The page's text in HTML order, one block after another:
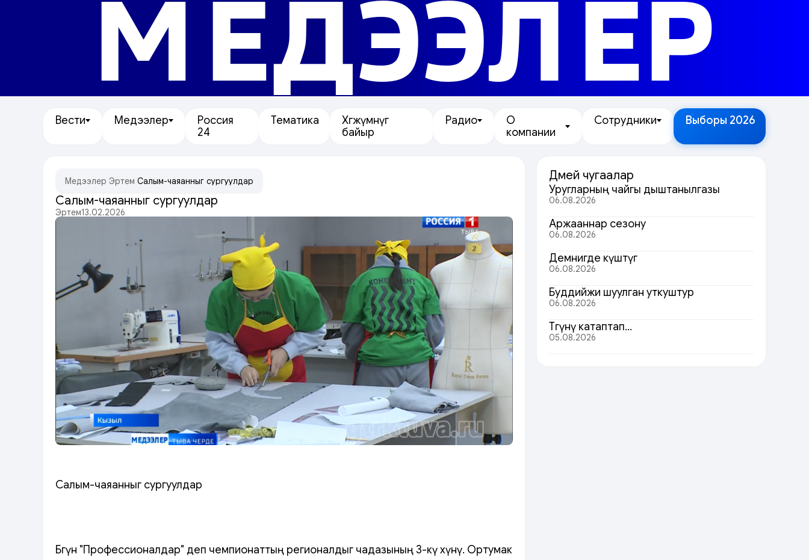
МЕДЭЭЛЕР
Вести Медээлер
Россия
24
Тематика
Хөгжүмнүг
байыр
Радио
О
компании
Сотрудники Выборы 2026
Медээлер Эртем Салым-чаяанныг сургуулдар
Салым-чаяанныг сургуулдар
Эртем13.02.2026
Салым-чаяанныг сургуулдар
Бөгүн "Профессионалдар" деп чемпионаттың регионалдыг чадазының 3-кү хүнү. Ортумак
Дөмей чугаалар
Уругларның чайгы дыштанылгазы
06.08.2026
Аржааннар сезону
06.08.2026
Демнигде күштүг
06.08.2026
Буддийжи шуулган уткуштур
06.08.2026
Төөгүнү катаптап…
05.08.2026